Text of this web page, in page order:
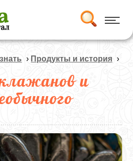
› Продукты и история ›
и